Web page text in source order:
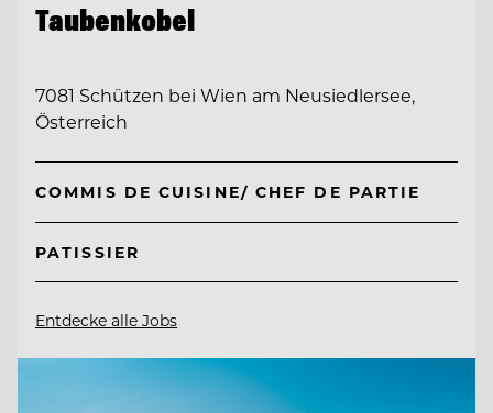
Taubenkobel
7081 Schützen bei Wien am Neusiedlersee,
Österreich
COMMIS DE CUISINE/ CHEF DE PARTIE
PATISSIER
Entdecke alle Jobs